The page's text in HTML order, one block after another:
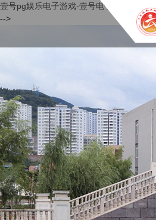
壹号pg娱乐电子游戏-壹号电子娱乐app下载
-->